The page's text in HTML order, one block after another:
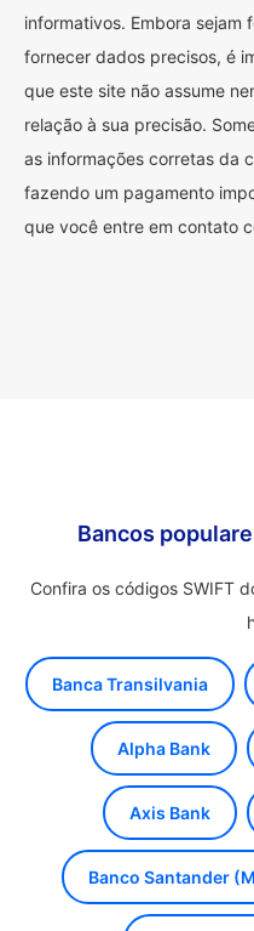
informativos. Embora sejam
fornecer dados precisos, é
que este site não assume
relação à sua precisão.
as informações corretas da
fazendo um pagamento
que você entre em contato
Bancos
Confira os códigos SWIFT
Banca Transilvania
Alpha Bank
Axis Bank
Banco Santander